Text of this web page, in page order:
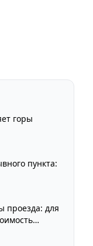
горы
пункта:
проезда: для